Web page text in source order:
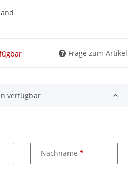
Frage zum Artikel
verfügbar
Nachname